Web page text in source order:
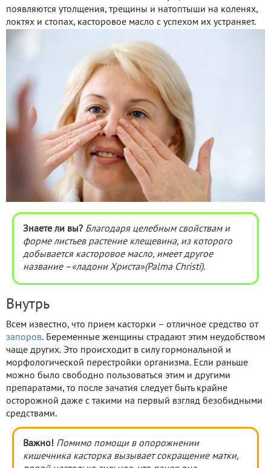
появляются утолщения, трещины и натоптыши на коленях,
локтях и стопах, касторовое масло с успехом их устраняет.
Знаете ли вы? Благодаря целебным свойствам и
форме листьев растение клещевина, из которого
добывается касторовое масло, имеет другое
название –«ладони Христа»(Palma Christi).
Внутрь
Всем известно, что прием касторки – отличное средство от
запоров. Беременные женщины страдают этим неудобством
чаще других. Это происходит в силу гормональной и
морфологической перестройки организма. Если раньше
можно было свободно пользоваться этим и другими
препаратами, то после зачатия следует быть крайне
осторожной даже с такими на первый взгляд безобидными
средствами.
Важно! Помимо помощи в опорожнении
кишечника касторка вызывает сокращение матки,